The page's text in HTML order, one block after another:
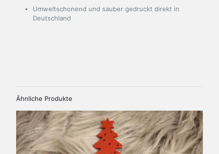
Umweltschonend und sauber gedruckt direkt in
Deutschland
Material
Filament
Ähnliche Produkte